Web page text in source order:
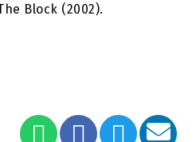
Block (2002).